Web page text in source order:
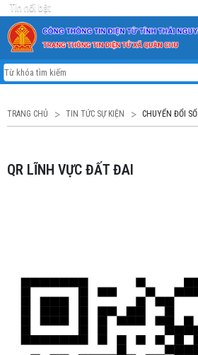
Tin nổi bật
TRANG CHỦ TIN TỨC SỰ KIỆN CHUYỂN ĐỔI SỐ
QR LĨNH VỰC ĐẤT ĐAI